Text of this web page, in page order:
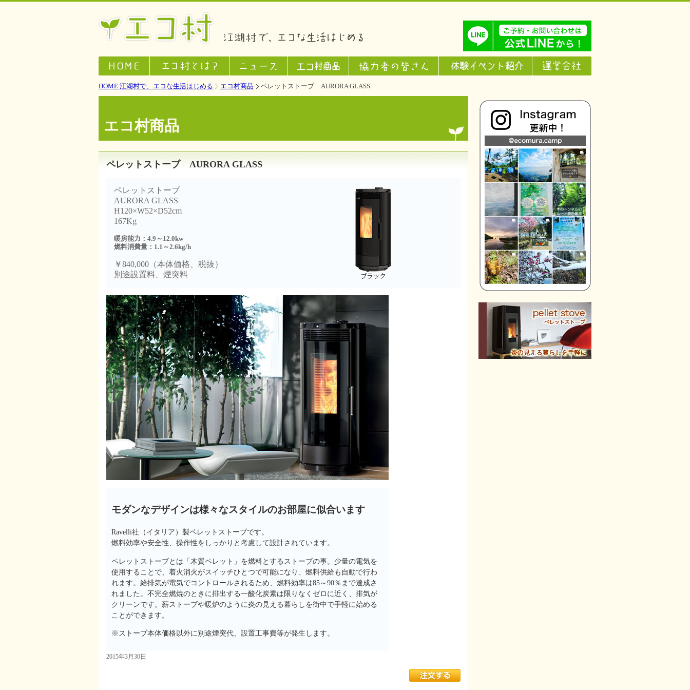
HOME 江湖村で、エコな生活はじめる エコ村商品 ペレットストーブ AURORA GLASS
エコ村商品
ペレットストーブ AURORA GLASS
ペレットストーブ
AURORA GLASS
H120×W52×D52cm
167Kg
暖房能力：4.9～12.0kw
燃料消費量：1.1～2.6kg/h
￥840,000（本体価格、税抜）
別途設置料、煙突料
モダンなデザインは様々なスタイルのお部屋に似合います
Ravelli社（イタリア）製ペレットストーブです。
燃料効率や安全性、操作性をしっかりと考慮して設計されています。
ペレットストーブとは「木質ペレット」を燃料とするストーブの事。少量の電気を
使用することで、着火消火がスイッチひとつで可能になり、燃料供給も自動で行わ
れます。給排気が電気でコントロールされるため、燃料効率は85～90％まで達成さ
れました。不完全燃焼のときに排出する一酸化炭素は限りなくゼロに近く、排気が
クリーンです。薪ストーブや暖炉のように炎の見える暮らしを街中で手軽に始める
ことができます。
※ストーブ本体価格以外に別途煙突代、設置工事費等が発生します。
2015年3月30日